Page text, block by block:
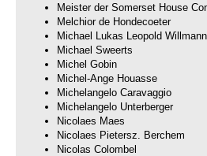
Meister der Somerset House
Melchior de Hondecoeter
Michael Lukas Leopold Willmann
Michael Sweerts
Michel Gobin
Michel-Ange Houasse
Michelangelo Caravaggio
Michelangelo Unterberger
Nicolaes Maes
Nicolaes Pietersz. Berchem
Nicolas Colombel